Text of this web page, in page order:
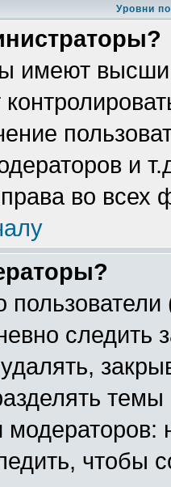
Уровни
имеют
и
во всех
следить
чтобы